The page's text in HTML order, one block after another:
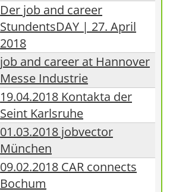
Der job and career
StundentsDAY | 27. April
2018
job and career at Hannover
Messe Industrie
19.04.2018 Kontakta der
Seint Karlsruhe
01.03.2018 jobvector
München
09.02.2018 CAR connects
Bochum